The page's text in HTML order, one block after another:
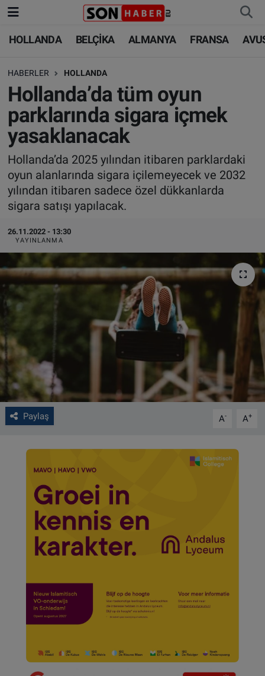
HOLLANDA BELÇİKA ALMANYA FRANSA
HABERLER HOLLANDA
Hollanda’da tüm oyun
parklarında sigara içmek
yasaklanacak
Hollanda’da 2025 yılından itibaren parklardaki
oyun alanlarında sigara içilemeyecek ve 2032
yılından itibaren sadece özel dükkanlarda
sigara satışı yapılacak.
26.11.2022 - 13:30
YAYINLANMA
Paylaş A- A+
HOLLANDA
BELÇİKA
ALMANYA
FRANSA
AVUSTURYA
SAĞLIK - YAŞAM
BİLİM-TEKNOLOJİ
HOLLANDA
BELÇİKA
ALMANYA
TÜRKİYE
DÜNYA
BİLİM-TEKNOLOJİ
SAĞLIK
FOTO GALERİ
VIDEO GALERİ
ALGEMENE VOORWAARDEN
CONTACT
Çerez Politikası
Nöbetçi Eczaneler
Hava Durumu
Trafik Durumu
Süper Lig Puan Durumu ve Fikstür
Tüm Manşetler
Son Dakika Haberleri
Haber Arşivi